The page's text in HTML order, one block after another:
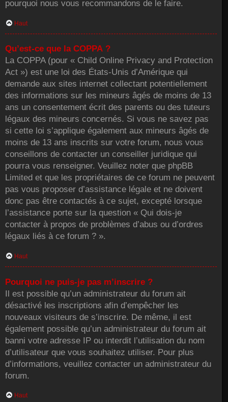
pourquoi nous vous recommandons de le faire.
Haut
Qu’est-ce que la COPPA ?
La COPPA (pour « Child Online Privacy and Protection
Act ») est une loi des États-Unis d’Amérique qui
demande aux sites internet collectant potentiellement
des informations sur les mineurs âgés de moins de 13
ans un consentement écrit des parents ou des tuteurs
légaux des mineurs concernés. Si vous ne savez pas
si cette loi s’applique également aux mineurs âgés de
moins de 13 ans inscrits sur votre forum, nous vous
conseillons de contacter un conseiller juridique qui
pourra vous renseigner. Veuillez noter que phpBB
Limited et que les propriétaires de ce forum ne peuvent
pas vous proposer d’assistance légale et ne doivent
donc pas être contactés à ce sujet, excepté lorsque
l’assistance porte sur la question « Qui dois-je
contacter à propos de problèmes d’abus ou d’ordres
légaux liés à ce forum ? ».
Haut
Pourquoi ne puis-je pas m’inscrire ?
Il est possible qu’un administrateur du forum ait
désactivé les inscriptions afin d’empêcher les
nouveaux visiteurs de s’inscrire. De même, il est
également possible qu’un administrateur du forum ait
banni votre adresse IP ou interdit l’utilisation du nom
d’utilisateur que vous souhaitez utiliser. Pour plus
d’informations, veuillez contacter un administrateur du
forum.
Haut